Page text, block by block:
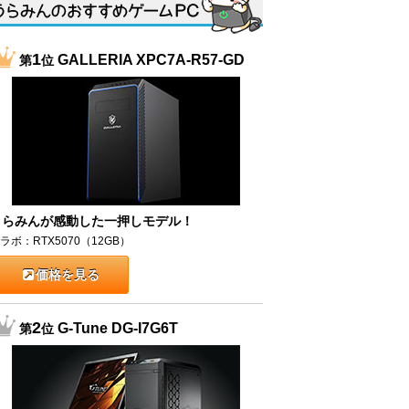
第1位GALLERIA XPC7A-R57-GD
みんが感動した一押しモデル！
ボ：RTX5070（12GB）
価格を見る
第2位G-Tune DG-I7G6T